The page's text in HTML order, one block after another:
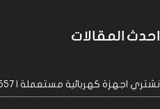
احدث المقالات
نشتري اجهزة كهربائية مستعملة | 97766557